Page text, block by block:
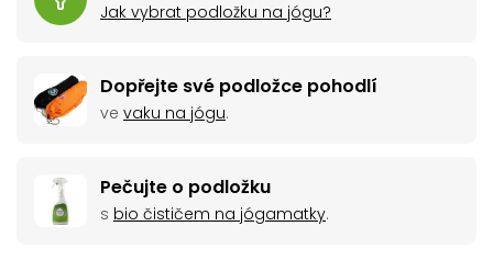
Jak vybrat podložku na jógu?
Dopřejte své podložce pohodlí
ve vaku na jógu.
Pečujte o podložku
s bio čističem na jógamatky.